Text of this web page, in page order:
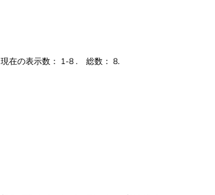
現在の表示数： 1-8 . 総数： 8.